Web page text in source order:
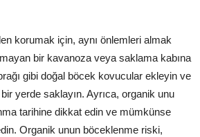
korumak için, aynı önlemleri almak
bir kavanoza veya saklama kabına
gibi doğal böcek kovucular ekleyin ve
yerde saklayın. Ayrıca, organik unu
tarihine dikkat edin ve mümkünse
Organik unun böceklenme riski,